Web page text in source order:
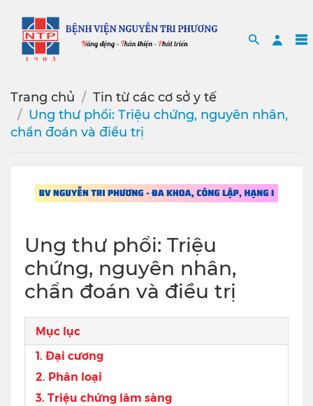
Search
Trang chủ
Tin từ các cơ sở y tế
Ung thư phổi: Triệu chứng, nguyên nhân,
chẩn đoán và điều trị
Ung thư phổi: Triệu
chứng, nguyên nhân,
chẩn đoán và điều trị
Mục lục
1. Đại cương
2. Phân loại
3. Triệu chứng lâm sàng